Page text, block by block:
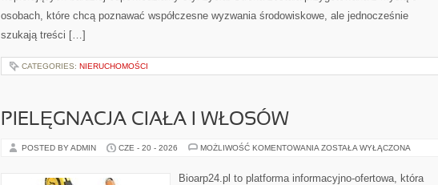
osobach, które chcą poznawać współczesne wyzwania środowiskowe, ale jednocześnie
szukają treści […]
CATEGORIES: NIERUCHOMOŚCI
PIELĘGNACJA CIAŁA I WŁOSÓW
POSTED BY ADMIN CZE - 20 - 2026 MOŻLIWOŚĆ KOMENTOWANIA PIELĘGNACJA
WŁOSÓW
ZOSTAŁA WYŁĄCZONA
Bioarp24.pl to platforma informacyjno-ofertowa, która